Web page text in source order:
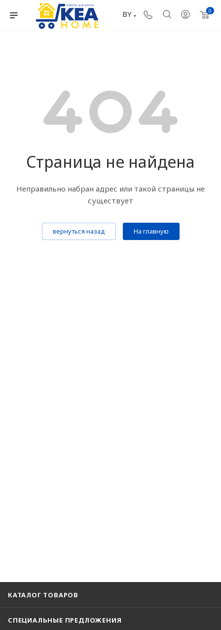
0
BY
Страница не найдена
Неправильно набран адрес или такой страницы не
существует
вернуться назад На главную
КАТАЛОГ ТОВАРОВ
СПЕЦИАЛЬНЫЕ ПРЕДЛОЖЕНИЯ